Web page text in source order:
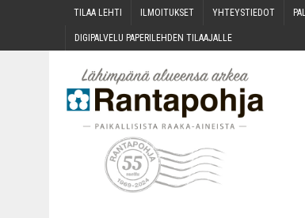
TILAA LEH­TI ILMOI­TUK­SET YHTEYS­TIE­DOT
DIGI­PAL­VE­LU PAPE­RI­LEH­DEN TILAAJALLE